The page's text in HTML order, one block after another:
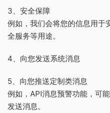
3、安全保障
例如，我们会将您的信息用于
全服务等用途。
4、向您发送系统消息
5、向您推送定制类消息
例如，API消息预警功能，可
发送消息。